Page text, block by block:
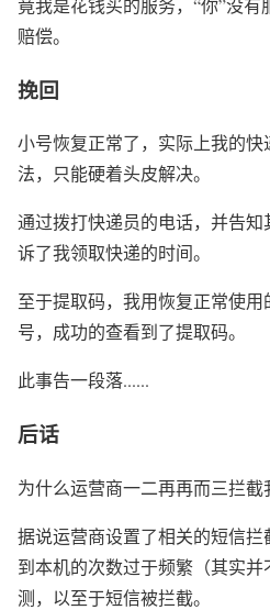
竟我是花钱买的服务，“你”没
赔偿。
挽回
小号恢复正常了，实际上我的
法，只能硬着头皮解决。
通过拨打快递员的电话，并告
诉了我领取快递的时间。
至于提取码，我用恢复正常使
号，成功的查看到了提取码。
此事告一段落......
后话
为什么运营商一二再再而三拦截
据说运营商设置了相关的短信
到本机的次数过于频繁（其实
测，以至于短信被拦截。